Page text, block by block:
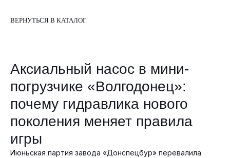
ВЕРНУТЬСЯ В КАТАЛОГ
Аксиальный насос в мини-
погрузчике «Волгодонец»:
почему гидравлика нового
поколения меняет правила
игры
Июньская партия завода «Донспецбур» перевалила